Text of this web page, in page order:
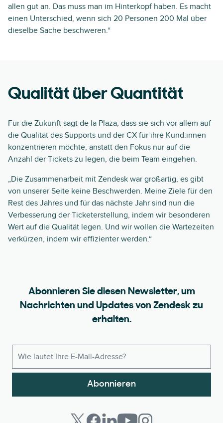
allen gut an. Das muss man im Hinterkopf haben. Es macht
einen Unterschied, wenn sich 20 Personen 200 Mal über
dieselbe Sache beschweren.“
Qualität über Quantität
Für die Zukunft sagt de la Plaza, dass sie sich vor allem auf
die Qualität des Supports und der CX für ihre Kund:innen
konzentrieren möchte, anstatt den Fokus nur auf die
Anzahl der Tickets zu legen, die beim Team eingehen.
„Die Zusammenarbeit mit Zendesk war großartig, es gibt
von unserer Seite keine Beschwerden. Meine Ziele für den
Rest des Jahres und für das nächste Jahr sind nun die
Verbesserung der Ticketerstellung, indem wir besonderen
Wert auf die Qualität legen. Und wir wollen die Wartezeiten
verkürzen, indem wir effizienter werden.“
Abonnieren Sie diesen Newsletter, um
Nachrichten und Updates von Zendesk zu
erhalten.
Abonnieren